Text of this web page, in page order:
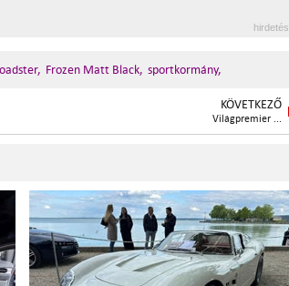
hirdetés
Frozen Matt Black, sportkormány,
KÖVETKEZŐ
Világpremier ...